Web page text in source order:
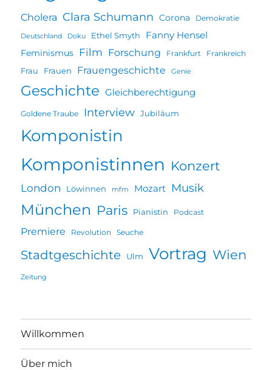
Cholera Clara Schumann Corona Demokratie
Deutschland Doku Ethel Smyth Fanny Hensel
Feminismus Film Forschung Frankfurt Frankreich
Frau Frauen Frauengeschichte Genie
Geschichte Gleichberechtigung
Goldene Traube Interview Jubiläum
Komponistin
Komponistinnen Konzert
London Löwinnen mfm Mozart Musik
München Paris Pianistin Podcast
Premiere Revolution Seuche
Stadtgeschichte Ulm Vortrag Wien
Zeitung
Willkommen
Über mich